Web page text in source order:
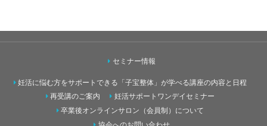
セミナー情報
妊活に悩む方をサポートできる「子宝整体」が学べる講座の内容と日程
再受講のご案内
妊活サポートワンデイセミナー
卒業後オンラインサロン（会員制）について